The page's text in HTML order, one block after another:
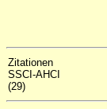
Zitationen
SSCI-AHCI
(29)